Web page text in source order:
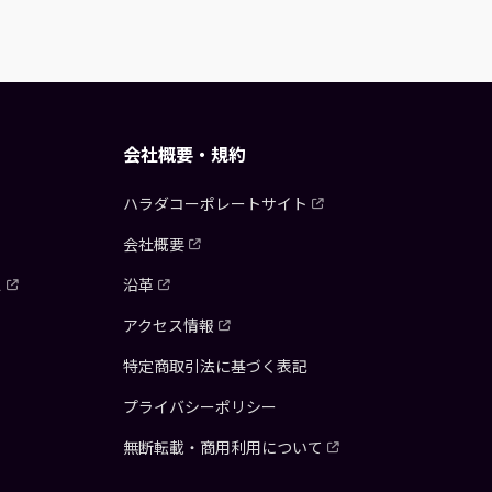
会社概要・規約
ハラダコーポレートサイト
会社概要
沿革
アクセス情報
特定商取引法に基づく表記
プライバシーポリシー
無断転載・商用利用について